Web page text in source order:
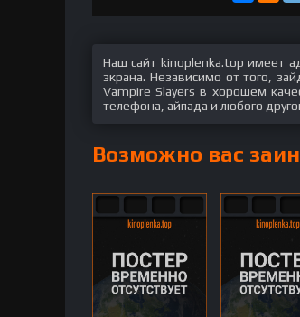
Наш сайт kinoplenka.top имеет
экрана. Независимо от того,
Vampire Slayers в хорошем
телефона, айпада и любого
Возможно вас